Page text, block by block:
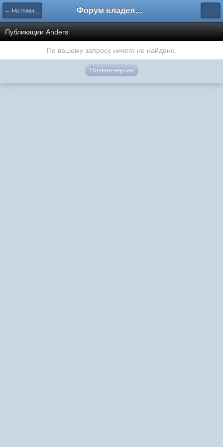
← На главную Форум владельцев интернет-магазинов
Публикации Anders
По вашему запросу ничего не найдено.
Полная версия